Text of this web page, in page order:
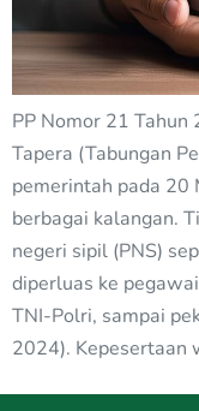
PP Nomor 21
Tapera (Tabungan
pemerintah pada 20
berbagai kalangan.
negeri sipil (PNS)
diperluas ke
TNI-Polri, sampai
2024). Kepesertaan